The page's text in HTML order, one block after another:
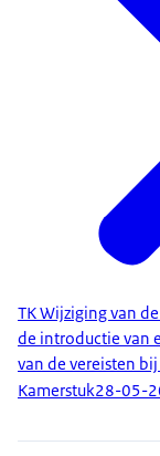
TK Wijziging van
de introductie van
van de vereisten
Kamerstuk28-05-